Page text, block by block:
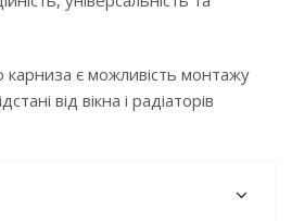
є можливість монтажу
від вікна і радіаторів